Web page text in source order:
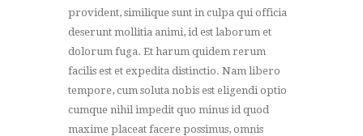
provident, similique sunt in culpa qui officia
deserunt mollitia animi, id est laborum et
dolorum fuga. Et harum quidem rerum
facilis est et expedita distinctio. Nam libero
tempore, cum soluta nobis est eligendi optio
cumque nihil impedit quo minus id quod
maxime placeat facere possimus, omnis